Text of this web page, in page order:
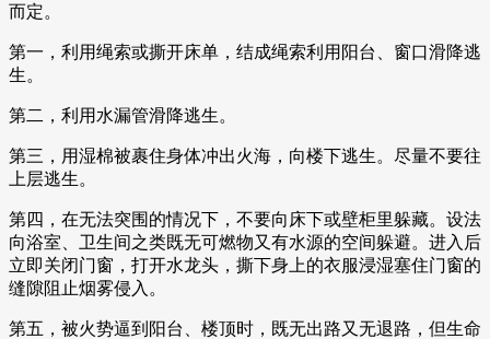
而定。
第一，利用绳索或撕开床单，结成绳索利用阳台、窗口滑降逃
生。
第二，利用水漏管滑降逃生。
第三，用湿棉被裹住身体冲出火海，向楼下逃生。尽量不要往
上层逃生。
第四，在无法突围的情况下，不要向床下或壁柜里躲藏。设法
向浴室、卫生间之类既无可燃物又有水源的空间躲避。进入后
立即关闭门窗，打开水龙头，撕下身上的衣服浸湿塞住门窗的
缝隙阻止烟雾侵入。
第五，被火势逼到阳台、楼顶时，既无出路又无退路，但生命